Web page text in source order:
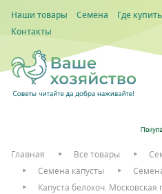
Наши товары Семена Где купить
Контакты
Главная Все товары
Семена капусты
Капуста белокоч. Московская